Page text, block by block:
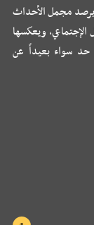
يرصد مجمل الأحداث
الإجتماعي، ويعكسها
حد سواء بعيداً عن